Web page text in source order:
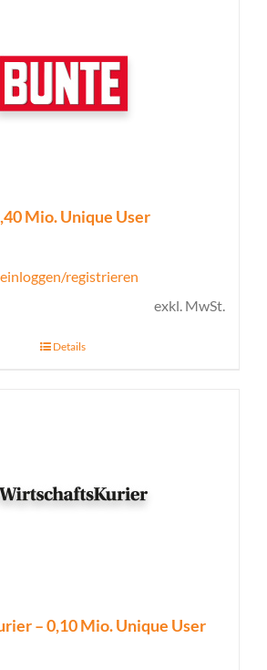
Mio. Unique User
registrieren
exkl. MwSt.
Details
– 0,10 Mio. Unique User